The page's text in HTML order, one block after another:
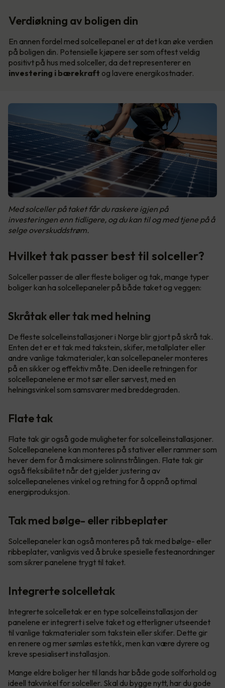
Verdiøkning av boligen din
En annen fordel med solcellepanel er at det kan øke verdien
på boligen din. Potensielle kjøpere ser som oftest veldig
positivt på hus med solceller, da det representerer en
investering i bærekraft og lavere energikostnader.
Med solceller på taket får du raskere igjen på
investeringen enn tidligere, og du kan til og med tjene på å
selge overskuddstrøm.
Hvilket tak passer best til solceller?
Solceller passer de aller fleste boliger og tak, mange typer
boliger kan ha solcellepaneler på både taket og veggen:
Skråtak eller tak med helning
De fleste solcelleinstallasjoner i Norge blir gjort på skrå tak.
Enten det er et tak med takstein, skifer, metallplater eller
andre vanlige takmaterialer, kan solcellepaneler monteres
på en sikker og effektiv måte. Den ideelle retningen for
solcellepanelene er mot sør eller sørvest, med en
helningsvinkel som samsvarer med breddegraden.
Flate tak
Flate tak gir også gode muligheter for solcelleinstallasjoner.
Solcellepanelene kan monteres på stativer eller rammer som
hever dem for å maksimere solinnstrålingen. Flate tak gir
også fleksibilitet når det gjelder justering av
solcellepanelenes vinkel og retning for å oppnå optimal
energiproduksjon.
Tak med bølge- eller ribbeplater
Solcellepaneler kan også monteres på tak med bølge- eller
ribbeplater, vanligvis ved å bruke spesielle festeanordninger
som sikrer panelene trygt til taket.
Integrerte solcelletak
Integrerte solcelletak er en type solcelleinstallasjon der
panelene er integrert i selve taket og etterligner utseendet
til vanlige takmaterialer som takstein eller skifer. Dette gir
en renere og mer sømløs estetikk, men kan være dyrere og
kreve spesialisert installasjon.
Mange eldre boliger her til lands har både gode solforhold og
ideell takvinkel for solceller. Skal du bygge nytt, har du gode